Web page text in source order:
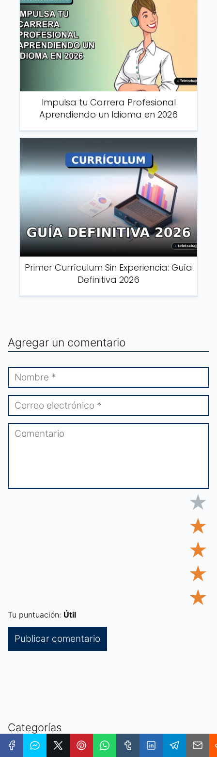
Impulsa tu Carrera Profesional
Aprendiendo un Idioma en 2026
Primer Currículum Sin Experiencia: Guía
Definitiva 2026
Agregar un comentario
★
★
★
★
★
Tu puntuación: Útil
Categorías
Aprendizaje